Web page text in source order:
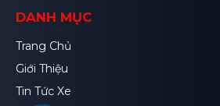
DANH MỤC
Trang Chủ
Giới Thiệu
Tin Tức Xe